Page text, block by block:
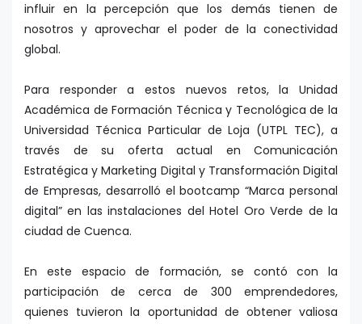
influir en la percepción que los demás tienen de
nosotros y aprovechar el poder de la conectividad
global.
Para responder a estos nuevos retos, la Unidad
Académica de Formación Técnica y Tecnológica de la
Universidad Técnica Particular de Loja (UTPL TEC), a
través de su oferta actual en Comunicación
Estratégica y Marketing Digital y Transformación Digital
de Empresas, desarrolló el bootcamp “Marca personal
digital” en las instalaciones del Hotel Oro Verde de la
ciudad de Cuenca.
En este espacio de formación, se contó con la
participación de cerca de 300 emprendedores,
quienes tuvieron la oportunidad de obtener valiosa